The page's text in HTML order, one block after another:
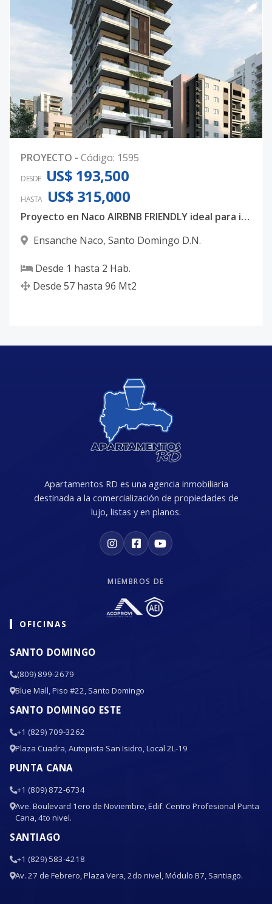
PROYECTO - Código: 1595
DESDE US$ 193,500
HASTA US$ 315,000
Proyecto en Naco AIRBNB FRIENDLY ideal para inversión.
Ensanche Naco, Santo Domingo D.N.
Desde 1 hasta 2 Hab.
Desde 57 hasta 96 Mt2
Apartamentos RD es una agencia inmobiliaria
destinada a la comercialización de propiedades de
lujo, listas y en planos.
MIEMBROS DE
OFICINAS
SANTO DOMINGO
(809) 899-2679
Blue Mall, Piso #22, Santo Domingo
SANTO DOMINGO ESTE
+1 (829) 709-3262
Plaza Cuadra, Autopista San Isidro, Local 2L-19
PUNTA CANA
+1 (809) 872-6734
Ave. Boulevard 1ero de Noviembre, Edif. Centro Profesional Punta
Cana, 4to nivel.
SANTIAGO
+1 (829) 583-4218
Av. 27 de Febrero, Plaza Vera, 2do nivel, Módulo B7, Santiago.